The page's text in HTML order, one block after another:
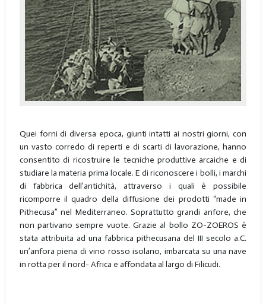
Quei forni di diversa epoca, giunti intatti ai nostri giorni, con
un vasto corredo di reperti e di scarti di lavorazione, hanno
consentito di ricostruire le tecniche produttive arcaiche e di
studiare la materia prima locale. E di riconoscere i bolli, i marchi
di fabbrica dell’antichità, attraverso i quali è possibile
ricomporre il quadro della diffusione dei prodotti “made in
Pithecusa” nel Mediterraneo. Soprattutto grandi anfore, che
non partivano sempre vuote. Grazie al bollo ZO-ZOEROS è
stata attribuita ad una fabbrica pithecusana del III secolo a.C.
un’anfora piena di vino rosso isolano, imbarcata su una nave
in rotta per il nord- Africa e affondata al largo di Filicudi.